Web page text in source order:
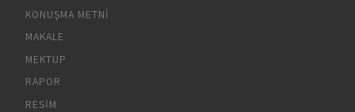
KONUŞMA METNI
MAKALE
MEKTUP
RAPOR
RESIM